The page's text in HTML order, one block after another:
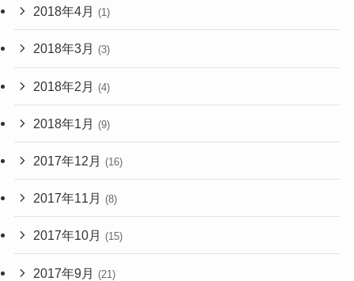
2018年4月 (1)
2018年3月 (3)
2018年2月 (4)
2018年1月 (9)
2017年12月 (16)
2017年11月 (8)
2017年10月 (15)
2017年9月 (21)